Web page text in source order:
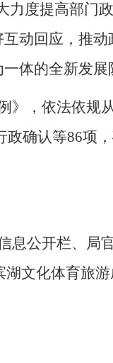
力度提高部门
动回应，推
体的全新发展
》，依法依规
政确认等86项 ，
息公开栏、局
湖文化体育旅